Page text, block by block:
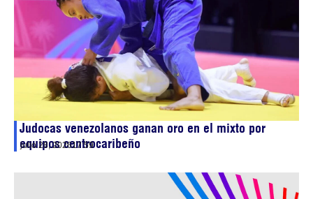
Judocas venezolanos ganan oro en el mixto por
equipos centrocaribeño
julio 28, 202617:59